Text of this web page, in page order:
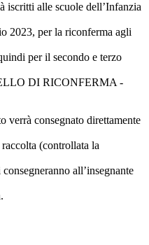
iscritti alle scuole dell’Infanzia
2023, per la riconferma agli
per il secondo e terzo
DI RICONFERMA -
verrà consegnato direttamente
(controllata la
all’insegnante